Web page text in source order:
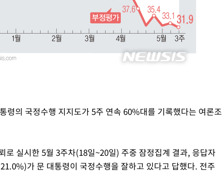
섬에서 두차
, 120일 후 발
령의 국정수행 지지도가 5주 연속 60%대를 기록했다는 여론조
로 실시한 5월 3주차(18일~20일) 주중 잠정집계 결과, 응답자
가 문 대통령이 국정수행을 잘하고 있다고 답했다. 전주